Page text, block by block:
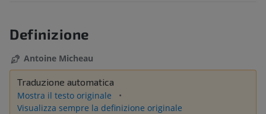
Definizione
Antoine Micheau
Traduzione automatica
Mostra il testo originale
Visualizza sempre la definizione originale